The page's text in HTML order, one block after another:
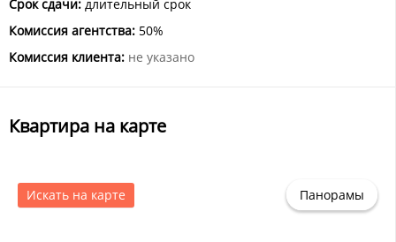
Срок сдачи: длительный срок
Комиссия агентства: 50%
Комиссия клиента: не указано
Квартира на карте
Искать на карте Панорамы